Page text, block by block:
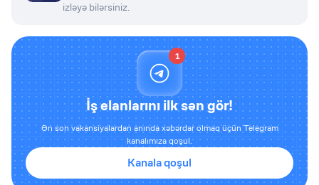
izləyə bilərsiniz.
1
İş elanlarını ilk sən gör!
Ən son vakansiyalardan anında xəbərdar olmaq üçün Telegram
kanalımıza qoşul.
Kanala qoşul